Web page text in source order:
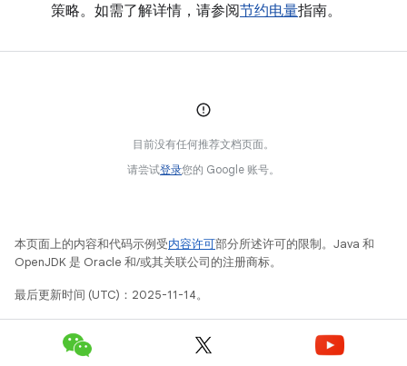
策略。如需了解详情，请参阅节约电量指南。
目前没有任何推荐文档页面。
请尝试登录您的 Google 账号。
本页面上的内容和代码示例受内容许可部分所述许可的限制。Java 和
OpenJDK 是 Oracle 和/或其关联公司的注册商标。
最后更新时间 (UTC)：2025-11-14。